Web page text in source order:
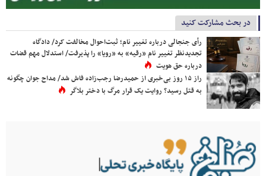
در بحث مشارکت کنید
رأی جنجالی درباره تغییر نام؛ ثبت‌احوال مخالفت کرد/ دادگاه
تجدیدنظر تغییر نام «رقیه» به «رویا» را پذیرفت/ استدلال مهم قضات
درباره حق هویت
راز ۱۵ روز بی‌خبری از حمیدرضا رجب‌زاده فاش شد/ مداح جوان چگونه
به قتل رسید؟ روایت یک قرار مرگ با دختر بلاگر